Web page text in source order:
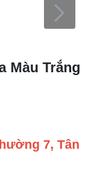
Màu Trắng
7, Tân